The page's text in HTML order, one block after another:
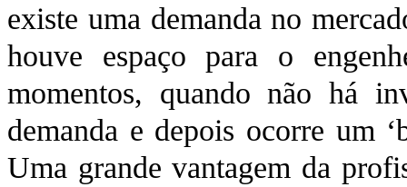
existe uma demanda no
houve espaço para o
momentos, quando não há
demanda e depois ocorre um
Uma grande vantagem da